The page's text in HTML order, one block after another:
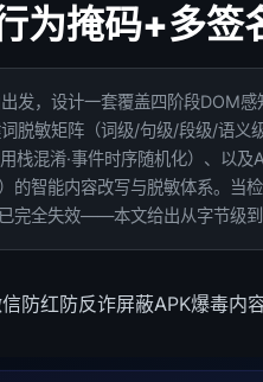
为掩码+多签
出发，设计一套覆盖四阶段
脱敏矩阵（词级/句级/段级/语
用栈混淆·事件时序随机化）、以
的智能内容改写与脱敏体系。当
完全失效——本文给出从字节级到
防红防反诈屏蔽APK爆毒内